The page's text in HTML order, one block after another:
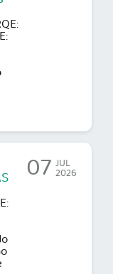
07 JUL
2026